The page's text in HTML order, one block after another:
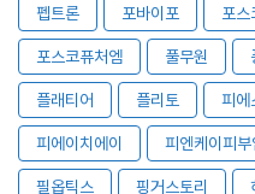
펩트론 포바이포 포스
포스코퓨처엠 풀무원
플래티어 플리토 피에
피에이치에이 피엔케이피
필옵틱스 핑거스토리